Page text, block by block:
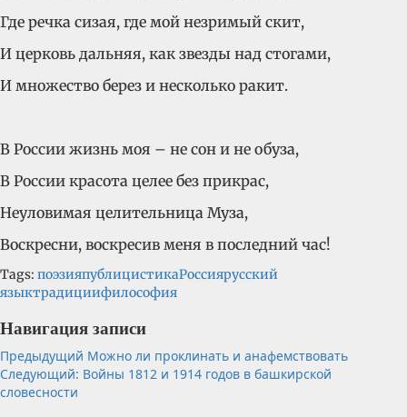
Где речка сизая, где мой незримый скит,
И церковь дальняя, как звезды над стогами,
И множество берез и несколько ракит.
В России жизнь моя – не сон и не обуза,
В России красота целее без прикрас,
Неуловимая целительница Муза,
Воскресни, воскресив меня в последний час!
Tags: поэзияпублицистикаРоссиярусский
языктрадициифилософия
Навигация записи
Предыдущий Можно ли проклинать и анафемствовать
Следующий: Войны 1812 и 1914 годов в башкирской
словесности